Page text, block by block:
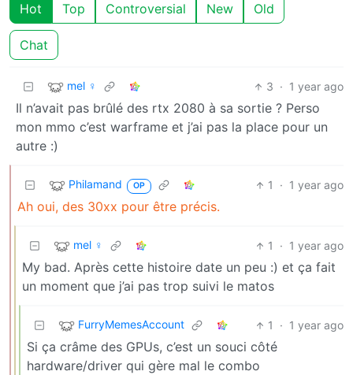
Hot Top Controversial New Old
Chat
mel ♀ 3 · 1 year ago
Il n’avait pas brûlé des rtx 2080 à sa sortie ? Perso
mon mmo c’est warframe et j’ai pas la place pour un
autre :)
Philamand OP 1 · 1 year ago
Ah oui, des 30xx pour être précis.
mel ♀ 1 · 1 year ago
My bad. Après cette histoire date un peu :) et ça fait
un moment que j’ai pas trop suivi le matos
FurryMemesAccount 1 · 1 year ago
Si ça crâme des GPUs, c’est un souci côté
hardware/driver qui gère mal le combo